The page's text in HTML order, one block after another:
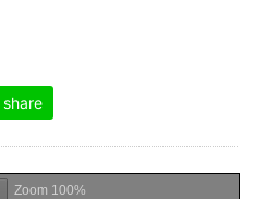
share
Zoom 100%